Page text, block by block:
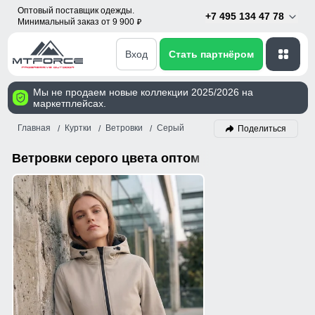
Оптовый поставщик одежды.
Минимальный заказ от 9 900 p
+7 495 134 47 78
Вход Стать партнёром
Мы не продаем новые коллекции 2025/2026 на
маркетплейсах.
Главная Куртки Ветровки Серый Поделиться
Ветровки серого цвета оптом